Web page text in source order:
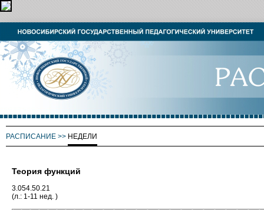
РАСПИСАНИЕ >> НЕДЕЛИ
Теория функций
3.054.50.21
(л.: 1-11 нед. )